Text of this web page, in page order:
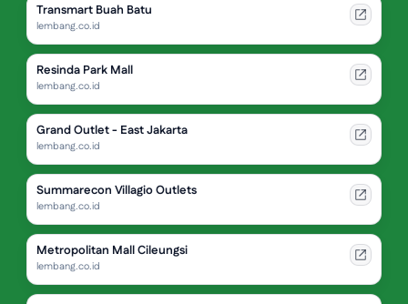
Transmart Buah Batu
lembang.co.id
Resinda Park Mall
lembang.co.id
Grand Outlet - East Jakarta
lembang.co.id
Summarecon Villagio Outlets
lembang.co.id
Metropolitan Mall Cileungsi
lembang.co.id